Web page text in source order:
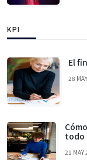
KPI
El
28
todo
21 MAY